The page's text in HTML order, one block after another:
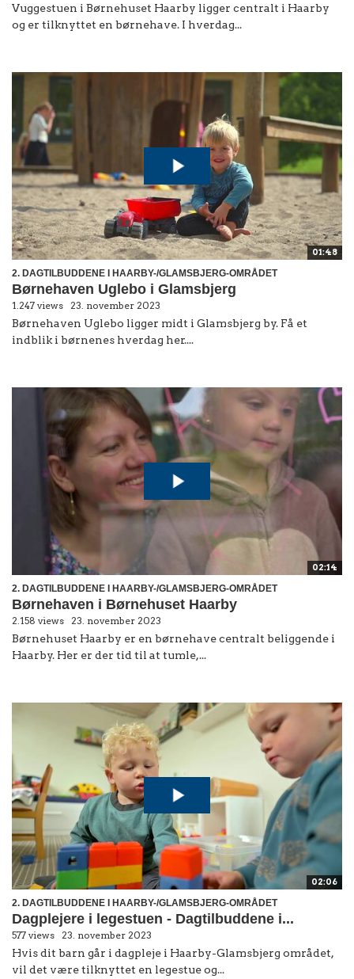
Vuggestuen i Børnehuset Haarby ligger centralt i Haarby
og er tilknyttet en børnehave. I hverdag...
01:48
2. DAGTILBUDDENE I HAARBY-/GLAMSBJERG-OMRÅDET
Børnehaven Uglebo i Glamsbjerg
1.247 views 23. november 2023
Børnehaven Uglebo ligger midt i Glamsbjerg by. Få et
indblik i børnenes hverdag her....
02:14
2. DAGTILBUDDENE I HAARBY-/GLAMSBJERG-OMRÅDET
Børnehaven i Børnehuset Haarby
2.158 views 23. november 2023
Børnehuset Haarby er en børnehave centralt beliggende i
Haarby. Her er der tid til at tumle,...
02:06
2. DAGTILBUDDENE I HAARBY-/GLAMSBJERG-OMRÅDET
Dagplejere i legestuen - Dagtilbuddene i...
577 views 23. november 2023
Hvis dit barn går i dagpleje i Haarby-Glamsbjerg området,
vil det være tilknyttet en legestue og...